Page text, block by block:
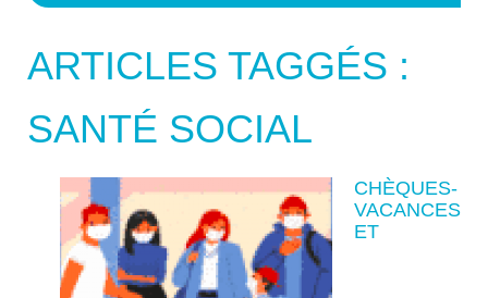
ARTICLES TAGGÉS :
SANTÉ SOCIAL
CHÈQUES-
VACANCES
ET